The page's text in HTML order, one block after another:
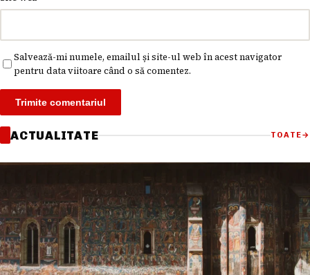
Salvează-mi numele, emailul și site-ul web în acest navigator
pentru data viitoare când o să comentez.
ACTUALITATE TOATE→